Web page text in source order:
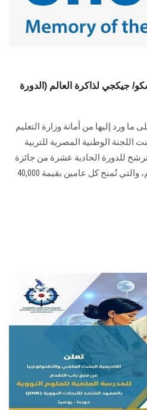
جيكجي لذاكرة العالم (الدورة
ورد إليها من أمانة وزارة التعليم
اللجنة الوطنية المصرية للتربية
للدورة الحادية عشرة من جائزة
اليونسكو/ جيكجي لذاكرة العالم، والتي تُمنح كل عامين بقيمة 40,000